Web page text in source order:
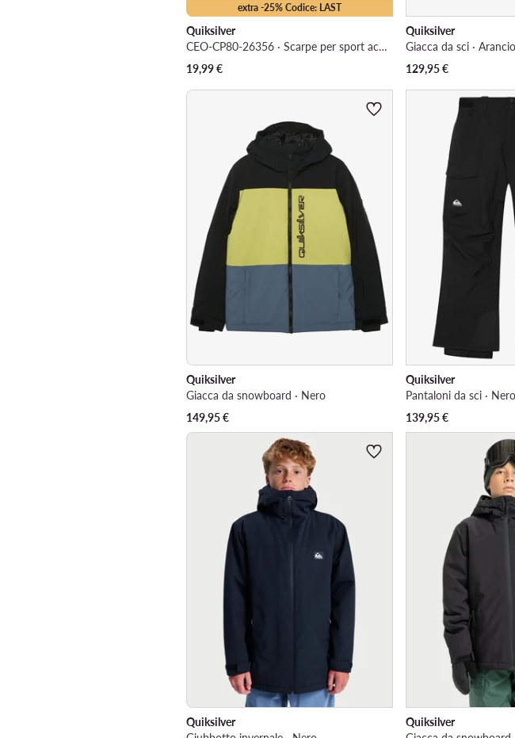
extra -25% Codice: LAST
Quiksilver
CEO-CP80-26356 · Scarpe per sport acquatici
19,99€
Quiksilver
Giacca da sci ·
129,95€
Quiksilver
Giacca da snowboard · Nero
149,95€
Quiksilver
Pantaloni da sci · Nero
139,95€
Quiksilver
Quiksilver